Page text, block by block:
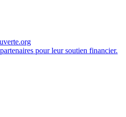
pour leur soutien financier.